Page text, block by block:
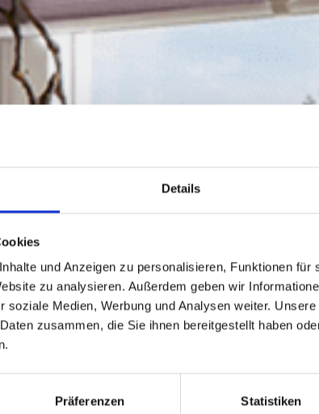
Details
und Anzeigen zu personalisieren, Funktionen für
zu analysieren. Außerdem geben wir
soziale Medien, Werbung und Analysen weiter.
zusammen, die Sie ihnen bereitgestellt haben
Präferenzen Statistiken